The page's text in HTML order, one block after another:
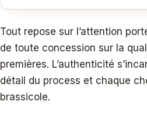
Tout repose sur l’attention
de toute concession sur la
premières. L’authenticité
détail du process et chaque
brassicole.